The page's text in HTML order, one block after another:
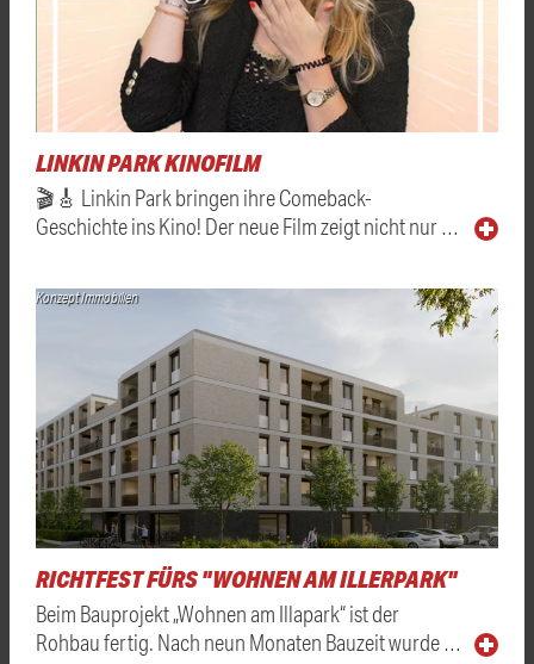
LINKIN PARK KINOFILM
🎬🎸 Linkin Park bringen ihre Comeback-
Geschichte ins Kino! Der neue Film zeigt nicht nur …
Konzept Immobilien
RICHTFEST FÜRS "WOHNEN AM ILLERPARK"
Beim Bauprojekt „Wohnen am Illapark“ ist der
Rohbau fertig. Nach neun Monaten Bauzeit wurde …